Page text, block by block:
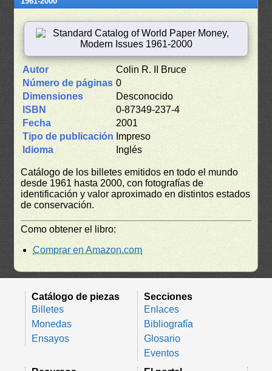
Autor
Colin R. II Bruce
Número de páginas 0
Dimensiones
Desconocido
ISBN
0-87349-237-4
Fecha
2001
Tipo de publicación Impreso
Idioma
Inglés
Catálogo de los billetes emitidos en todo el mundo
desde 1961 hasta 2000, con fotografías de
identificación y valor aproximado en distintos estados
de conservación.
Como obtener el libro:
Comprar en Amazon.com
Catálogo de piezas
Billetes
Monedas
Ensayos
Secciones
Enlaces
Bibliografía
Glosario
Eventos